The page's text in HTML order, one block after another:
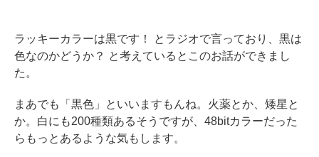
ラッキーカラーは黒です！ とラジオで言っており、黒は
色なのかどうか？ と考えているとこのお話ができまし
た。
まあでも「黒色」といいますもんね。火薬とか、矮星と
か。白にも200種類あるそうですが、48bitカラーだった
らもっとあるような気もします。